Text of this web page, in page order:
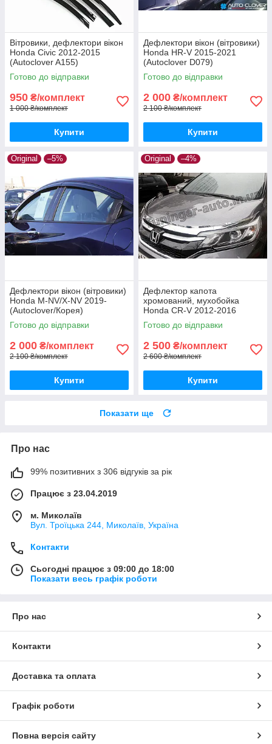
Вітровики, дефлектори вікон
Honda Civic 2012-2015
(Autoclover A155)
Готово до відправки
950 ₴/комплект
1 000 ₴/комплект
Купити
Дефлектори вікон (вітровики)
Honda HR-V 2015-2021
(Autoclover D079)
Готово до відправки
2 000 ₴/комплект
2 100 ₴/комплект
Купити
Original –5%
Дефлектори вікон (вітровики)
Honda M-NV/X-NV 2019-
(Autoclover/Корея)
Готово до відправки
2 000 ₴/комплект
2 100 ₴/комплект
Купити
Original –4%
Дефлектор капота
хромований, мухобойка
Honda CR-V 2012-2016
(Autoclover/Корея)
Готово до відправки
2 500 ₴/комплект
2 600 ₴/комплект
Купити
Показати ще
Про нас
99% позитивних з 306 відгуків за рік
Працює з 23.04.2019
м. Миколаїв
Вул. Троїцька 244, Миколаїв, Україна
Контакти
Сьогодні працює з 09:00 до 18:00
Показати весь графік роботи
Про нас
Контакти
Доставка та оплата
Графік роботи
Повна версія сайту